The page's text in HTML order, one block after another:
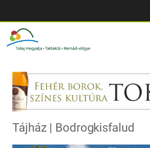
Tájház | Bodrogkisfalud